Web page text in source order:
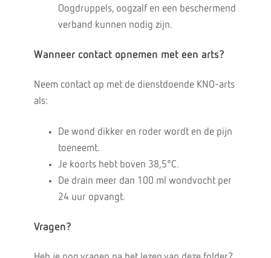
Oogdruppels, oogzalf en een beschermend
verband kunnen nodig zijn.
Wanneer contact opnemen met een arts?
Neem contact op met de dienstdoende KNO-arts
als:
De wond dikker en roder wordt en de pijn
toeneemt.
Je koorts hebt boven 38,5°C.
De drain meer dan 100 ml wondvocht per
24 uur opvangt.
Vragen?